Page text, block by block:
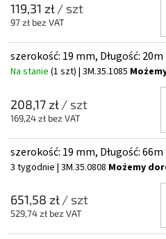
119,31 zł/ szt
97 zł bez VAT
szerokość: 19 mm, Długość: 20m
Na stanie (1 szt) | 3M.35.1085
208,17 zł/ szt
169,24 zł bez VAT
szerokość: 19 mm, Długość: 66m
3 tygodnie | 3M.35.0808 Możemy
651,58 zł/ szt
529,74 zł bez VAT